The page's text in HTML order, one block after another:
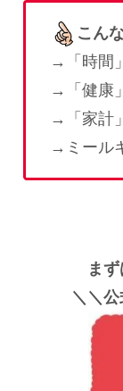
こん
→「時間
→「健康
→「家計
→ミール
ま
＼＼